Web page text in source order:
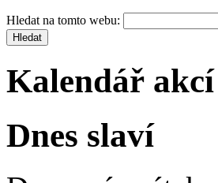
Hledat na tomto webu:
Kalendář akcí
Dnes slaví